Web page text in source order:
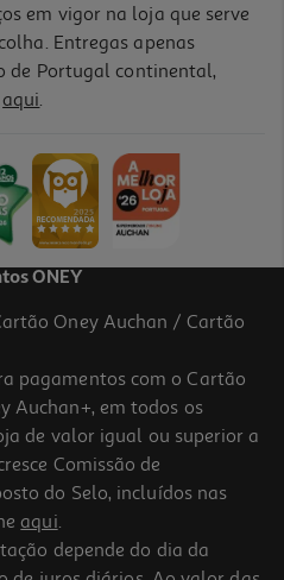
Sem Glúten 4x125g
4.7
De Morango Sem Glúten
em vigor na loja que serve
Entregas apenas
de Portugal continental,
aqui.
ONEY
Oney Auchan / Cartão
pagamentos com o Cartão
Auchan+, em todos os
de valor igual ou superior a
Comissão de
do Selo, incluídos nas
aqui.
depende do dia da